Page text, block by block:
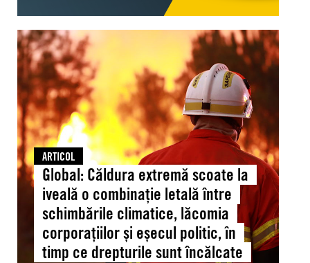
Global:
Căldura
extremă
scoate
la
iveală
o
combinație
letală
între
schimbările
climatice,
lăcomia
corporațiilor
ARTICOL
Global: Căldura extremă scoate la
iveală o combinație letală între
schimbările climatice, lăcomia
corporațiilor și eșecul politic, în
timp ce drepturile sunt încălcate